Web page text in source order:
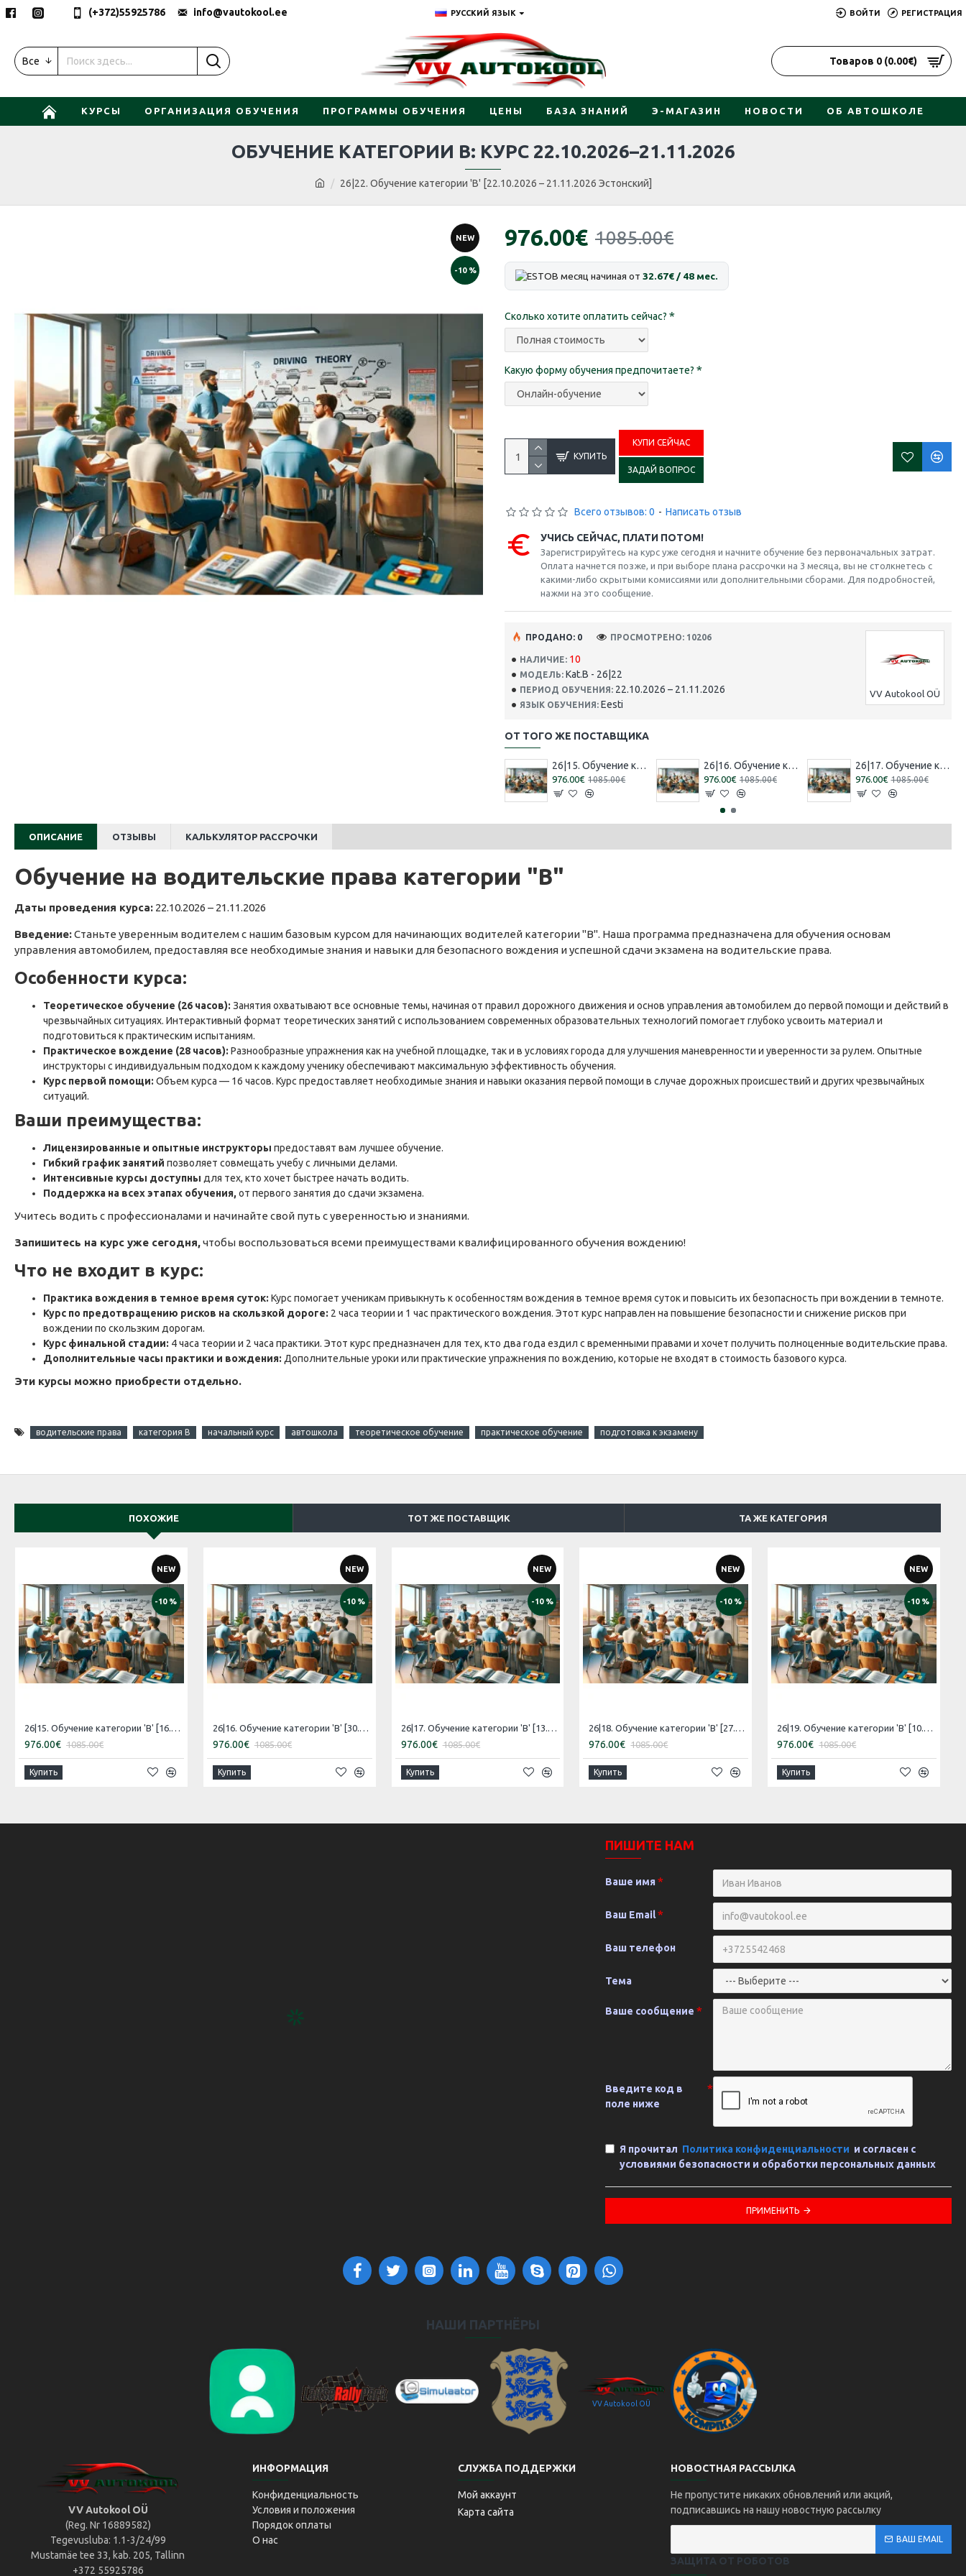
(+372)55925786 info@vautokool.ee РУССКИЙ ЯЗЫК ВОЙТИ РЕГИСТРАЦИЯ
Все Товаров 0 (0.00€)
КУРСЫ ОРГАНИЗАЦИЯ ОБУЧЕНИЯ ПРОГРАММЫ ОБУЧЕНИЯ ЦЕНЫ БАЗА ЗНАНИЙ Э-МАГАЗИН НОВОСТИ ОБ АВТОШКОЛЕ
26|22. Обучение категории 'B' [22.10.2026 – 21.11.2026 Эстонский]
ОБУЧЕНИЕ КАТЕГОРИИ B: КУРС 22.10.2026–21.11.2026
NEW
-10 %
УЧИСЬ СЕЙЧАС, ПЛАТИ ПОТОМ!
Зарегистрируйтесь на курс уже сегодня и начните обучение без первоначальных затрат.
Оплата начнется позже, и при выборе плана рассрочки на 3 месяца, вы не столкнетесь с
какими-либо скрытыми комиссиями или дополнительными сборами. Для подробностей,
нажми на это сообщение.
НАЛИЧИЕ: 10
МОДЕЛЬ: Kat.B - 26|22
ПЕРИОД ОБУЧЕНИЯ: 22.10.2026 – 21.11.2026
ЯЗЫК ОБУЧЕНИЯ: Eesti
VV Autokool OÜ
ПРОДАНО: 0 ПРОСМОТРЕНО: 10206
Всего отзывов: 0 - Написать отзыв
976.00€ 1085.00€
В месяц начиная от 32.67€ / 48 мес.
Сколько хотите оплатить сейчас?
Какую форму обучения предпочитаете?
КУПИТЬ
КУПИ СЕЙЧАС
ЗАДАЙ ВОПРОС
ОТ ТОГО ЖЕ ПОСТАВЩИКА
26|15. Обучение категории 'B' [16.07.2026 – 15.08.2026 Русский]
976.00€ 1085.00€
26|16. Обучение категории 'B' [30.07.2026 – 29.08.2026 Эстонский]
976.00€ 1085.00€
26|17. Обучение категории 'B' [13.08.2026 – 12.09.2026 Эстонский]
976.00€ 1085.00€
ОПИСАНИЕ ОТЗЫВЫ КАЛЬКУЛЯТОР РАССРОЧКИ
Обучение на водительские права категории "B"
Даты проведения курса: 22.10.2026 – 21.11.2026
Введение:Станьте уверенным водителем с нашим базовым курсом для начинающих водителей категории "B". Наша программа предназначена для обучения основам
управления автомобилем, предоставляя все необходимые знания и навыки для безопасного вождения и успешной сдачи экзамена на водительские права.
Особенности курса:
Теоретическое обучение (26 часов): Занятия охватывают все основные темы, начиная от правил дорожного движения и основ управления автомобилем до первой помощи и действий в
чрезвычайных ситуациях. Интерактивный формат теоретических занятий с использованием современных образовательных технологий помогает глубоко усвоить материал и
подготовиться к практическим испытаниям.
Практическое вождение (28 часов): Разнообразные упражнения как на учебной площадке, так и в условиях города для улучшения маневренности и уверенности за рулем. Опытные
инструкторы с индивидуальным подходом к каждому ученику обеспечивают максимальную эффективность обучения.
Курс первой помощи: Объем курса — 16 часов. Курс предоставляет необходимые знания и навыки оказания первой помощи в случае дорожных происшествий и других чрезвычайных
ситуаций.
Ваши преимущества:
Лицензированные и опытные инструкторы предоставят вам лучшее обучение.
Гибкий график занятий позволяет совмещать учебу с личными делами.
Интенсивные курсы доступны для тех, кто хочет быстрее начать водить.
Поддержка на всех этапах обучения, от первого занятия до сдачи экзамена.
Учитесь водить с профессионалами и начинайте свой путь с уверенностью и знаниями.
Запишитесь на курс уже сегодня,чтобы воспользоваться всеми преимуществами квалифицированного обучения вождению!
Что не входит в курс:
Практика вождения в темное время суток: Курс помогает ученикам привыкнуть к особенностям вождения в темное время суток и повысить их безопасность при вождении в темноте.
Курс по предотвращению рисков на скользкой дороге: 2 часа теории и 1 час практического вождения. Этот курс направлен на повышение безопасности и снижение рисков при
вождении по скользким дорогам.
Курс финальной стадии: 4 часа теории и 2 часа практики. Этот курс предназначен для тех, кто два года ездил с временными правами и хочет получить полноценные водительские права.
Дополнительные часы практики и вождения: Дополнительные уроки или практические упражнения по вождению, которые не входят в стоимость базового курса.
Эти курсы можно приобрести отдельно.
водительские права категория B начальный курс автошкола теоретическое обучение практическое обучение подготовка к экзамену
ПОХОЖИЕ ТОТ ЖЕ ПОСТАВЩИК ТА ЖЕ КАТЕГОРИЯ
NEW
-10 %
26|15. Обучение категории 'B' [16.07.2026 – 15.08.2026 Русский]
976.00€ 1085.00€
Купить
NEW
-10 %
26|16. Обучение категории 'B' [30.07.2026 – 29.08.2026 Эстонский]
976.00€ 1085.00€
Купить
NEW
-10 %
26|17. Обучение категории 'B' [13.08.2026 – 12.09.2026 Эстонский]
976.00€ 1085.00€
Купить
NEW
-10 %
26|18. Обучение категории 'B' [27.08.2026 – 26.09.2026 Русский]
976.00€ 1085.00€
Купить
NEW
-10 %
26|19. Обучение категории 'B' [10.09.2026 – 10.10.2026 Эстонский]
976.00€ 1085.00€
Купить
ПИШИТЕ НАМ
Ваше имя
Ваш Email
Ваш телефон
Тема
Ваше сообщение
Введите код в
поле ниже
Я прочитал Политика конфиденциальности и согласен с
условиями безопасности и обработки персональных данных
ПРИМЕНИТЬ
НАШИ ПАРТНЁРЫ
VV Autokool OÜ
VV Autokool OÜ
(Reg. Nr 16889582)
Tegevusluba: 1.1-3/24/99
Mustamäe tee 33, kab. 205, Tallinn
+372 55925786
ИНФОРМАЦИЯ
Конфиденциальность
Условия и положения
Порядок оплаты
О нас
СЛУЖБА ПОДДЕРЖКИ
Мой аккаунт
Карта сайта
НОВОСТНАЯ РАССЫЛКА
Не пропустите никаких обновлений или акций,
подписавшись на нашу новостную рассылку
ВАШ EMAIL
ЗАЩИТА ОТ РОБОТОВ